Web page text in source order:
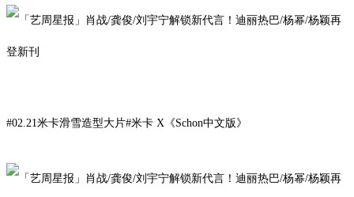
#02.21米卡滑雪造型大片#米卡 X《Schon中文版》